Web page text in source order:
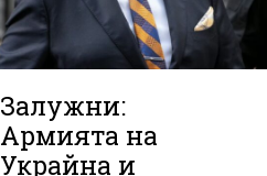
Залужни:
Армията на
Украйна и